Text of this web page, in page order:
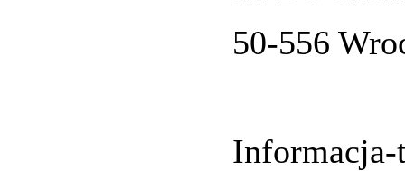
50-556
Informacja-